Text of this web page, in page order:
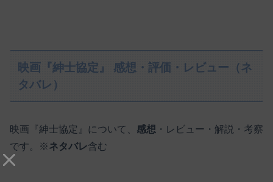
映画『紳士協定』 感想・評価・レビュー（ネ
タバレ）
映画『紳士協定』について、 感想 ・レビュー・解説・考察
です。※ネタバレ含む